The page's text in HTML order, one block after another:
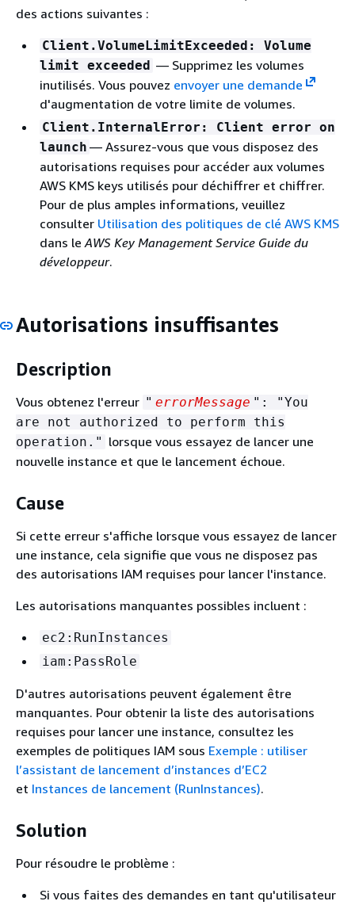
des actions suivantes :
Client.VolumeLimitExceeded: Volume
limit exceeded — Supprimez les volumes
inutilisés. Vous pouvez envoyer une demande
d'augmentation de votre limite de volumes.
Client.InternalError: Client error on
launch — Assurez-vous que vous disposez des
autorisations requises pour accéder aux volumes
AWS KMS keys utilisés pour déchiffrer et chiffrer.
Pour de plus amples informations, veuillez
consulter Utilisation des politiques de clé AWS KMS
dans leAWS Key Management Service Guide du
développeur.
Autorisations insuffisantes
Description
Vous obtenez l'erreur " errorMessage ": "You
are not authorized to perform this
operation." lorsque vous essayez de lancer une
nouvelle instance et que le lancement échoue.
Cause
Si cette erreur s'affiche lorsque vous essayez de lancer
une instance, cela signifie que vous ne disposez pas
des autorisations IAM requises pour lancer l'instance.
Les autorisations manquantes possibles incluent :
ec2:RunInstances
iam:PassRole
D'autres autorisations peuvent également être
manquantes. Pour obtenir la liste des autorisations
requises pour lancer une instance, consultez les
exemples de politiques IAM sous Exemple : utiliser
l’assistant de lancement d’instances d’EC2
et Instances de lancement (RunInstances).
Solution
Pour résoudre le problème :
Si vous faites des demandes en tant qu'utilisateur